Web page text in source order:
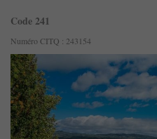
Code 241
Numéro CITQ : 243154